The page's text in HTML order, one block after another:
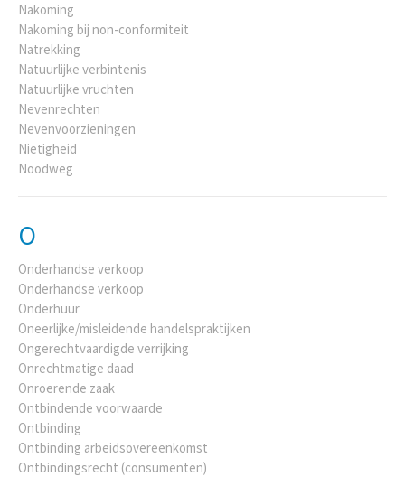
Nakoming
Nakoming bij non-conformiteit
Natrekking
Natuurlijke verbintenis
Natuurlijke vruchten
Nevenrechten
Nevenvoorzieningen
Nietigheid
Noodweg
O
Onderhandse verkoop
Onderhandse verkoop
Onderhuur
Oneerlijke/misleidende handelspraktijken
Ongerechtvaardigde verrijking
Onrechtmatige daad
Onroerende zaak
Ontbindende voorwaarde
Ontbinding
Ontbinding arbeidsovereenkomst
Ontbindingsrecht (consumenten)